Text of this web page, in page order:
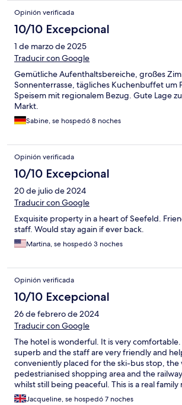
Opinión verificada
10/10 Excepcional
1 de marzo de 2025
Traducir con Google
Gemütliche Aufenthaltsbereiche, großes
Sonnenterrasse, tägliches Kuchenbuffet um
Speisem mit regionalem Bezug. Gute Lage
Markt.
Sabine, se hospedó 8 noches
Opinión verificada
10/10 Excepcional
20 de julio de 2024
Traducir con Google
Exquisite property in a heart of Seefeld.
staff. Would stay again if ever back.
Martina, se hospedó 3 noches
Opinión verificada
10/10 Excepcional
26 de febrero de 2024
Traducir con Google
The hotel is wonderful. It is very
superb and the staff are very friendly and
conveniently placed for the ski-bus stop, the
pedestrianised shopping area and the
whilst still being peaceful. This is a real
the warm welcome.
Jacqueline, se hospedó 7 noches